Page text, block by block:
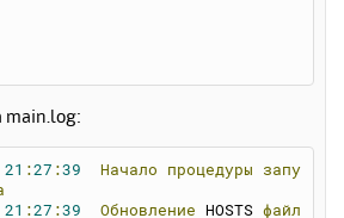
1
21 :27 :39 Начало процедуры
запу
21 :27 :39 Обновление HOSTS файл